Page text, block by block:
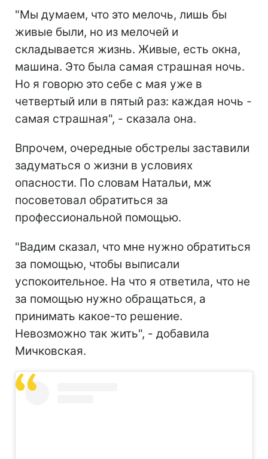
"Мы думаем, что это мелочь, лишь бы
живые были, но из мелочей и
складывается жизнь. Живые, есть окна,
машина. Это была самая страшная ночь.
Но я говорю это себе с мая уже в
четвертый или в пятый раз: каждая ночь -
самая страшная", - сказала она.
Впрочем, очередные обстрелы заставили
задуматься о жизни в условиях
опасности. По словам Натальи, мж
посоветовал обратиться за
профессиональной помощью.
"Вадим сказал, что мне нужно обратиться
за помощью, чтобы выписали
успокоительное. На что я ответила, что не
за помощью нужно обращаться, а
принимать какое-то решение.
Невозможно так жить", - добавила
Мичковская.